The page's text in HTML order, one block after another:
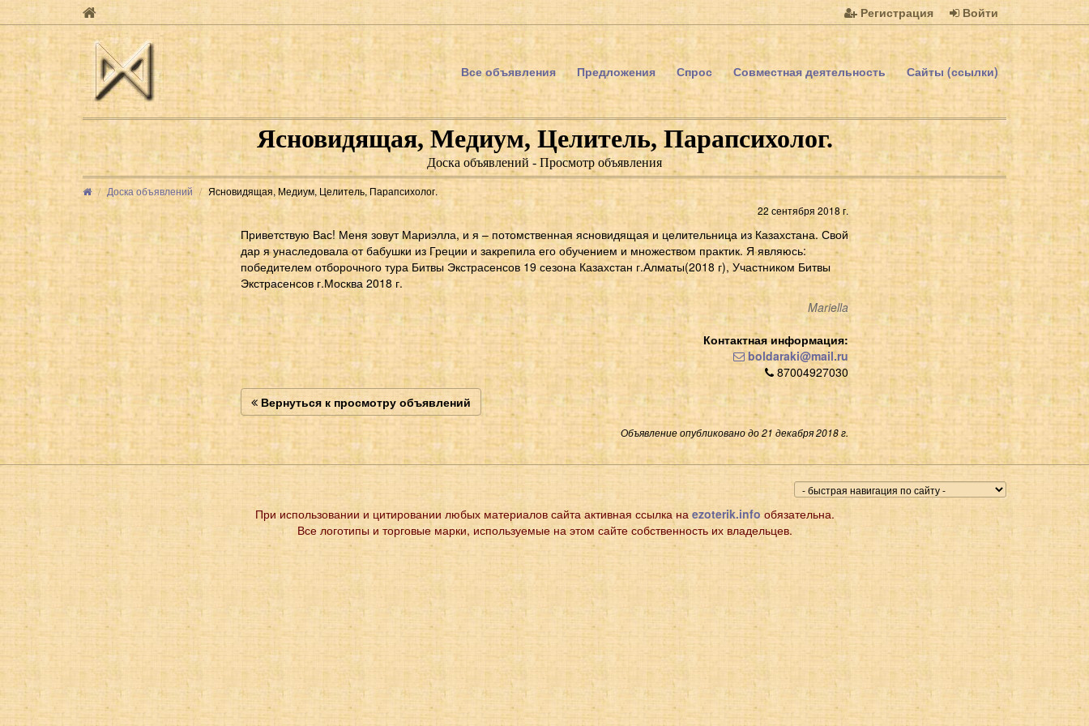
Регистрация Войти
Все объявления Предложения Спрос Совместная деятельность Сайты (ссылки)
Ясновидящая, Медиум, Целитель, Парапсихолог.
Доска объявлений - Просмотр объявления
Доска объявлений
Ясновидящая, Медиум, Целитель, Парапсихолог.
22 сентября 2018 г.
Приветствую Вас! Меня зовут Мариэлла, и я – потомственная ясновидящая и целительница из Казахстана. Свой
дар я унаследовала от бабушки из Греции и закрепила его обучением и множеством практик. Я являюсь:
победителем отборочного тура Битвы Экстрасенсов 19 сезона Казахстан г.Алматы(2018 г), Участником Битвы
Экстрасенсов г.Москва 2018 г.
Mariella
Контактная информация:
boldaraki@mail.ru
87004927030
Вернуться к просмотру объявлений
Объявление опубликовано до 21 декабря 2018 г.
При использовании и цитировании любых материалов сайта активная ссылка на ezoterik.info обязательна.
Все логотипы и торговые марки, используемые на этом сайте собственность их владельцев.